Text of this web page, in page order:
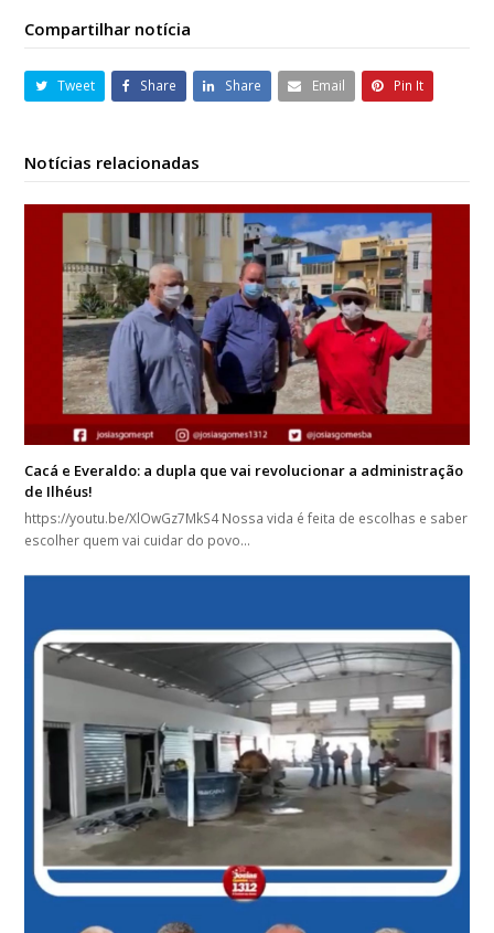
Compartilhar notícia
Tweet Share Share Email Pin It
Notícias relacionadas
Cacá e Everaldo: a dupla que vai revolucionar a administração
de Ilhéus!
https://youtu.be/XlOwGz7MkS4 Nossa vida é feita de escolhas e saber
escolher quem vai cuidar do povo…